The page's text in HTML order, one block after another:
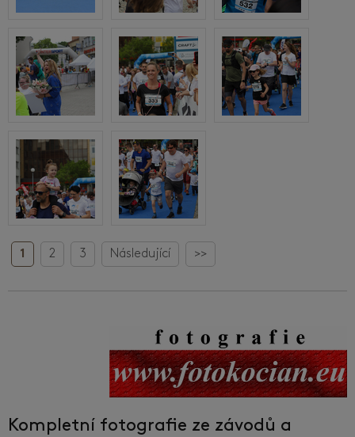
1 2 3 Následující >>
Kompletní fotografie ze závodů a